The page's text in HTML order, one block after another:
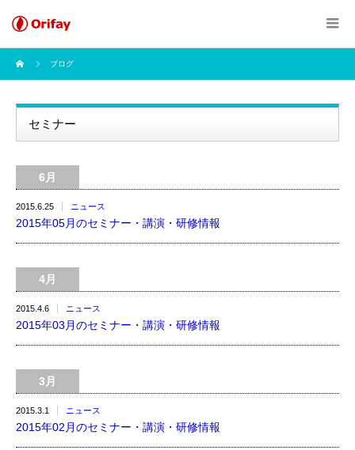
ブログ
セミナー
6月
2015.6.25 ニュース
2015年05月のセミナー・講演・研修情報
4月
2015.4.6 ニュース
2015年03月のセミナー・講演・研修情報
3月
2015.3.1 ニュース
2015年02月のセミナー・講演・研修情報